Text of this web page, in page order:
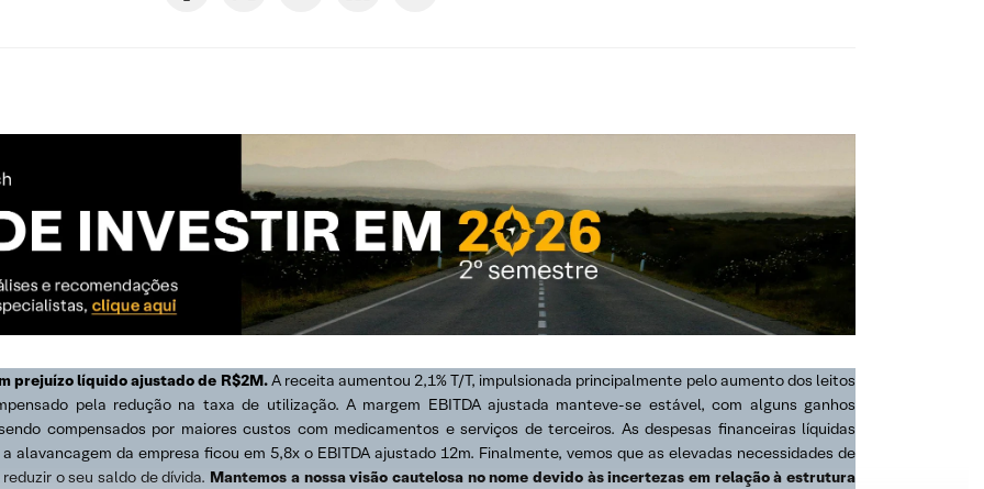
prejuízo líquido ajustado de R$2M.A receita aumentou 2,1% T/T, impulsionada principalmente pelo aumento dos leitos
pela redução na taxa de utilização. A margem EBITDA ajustada manteve-se estável, com alguns ganhos
compensados por maiores custos com medicamentos e serviços de terceiros. As despesas financeiras líquidas
alavancagem da empresa ficou em 5,8x o EBITDA ajustado 12m. Finalmente, vemos que as elevadas necessidades de
o seu saldo de dívida. Mantemos a nossa visão cautelosa no nome devido às incertezas em relação à estrutura